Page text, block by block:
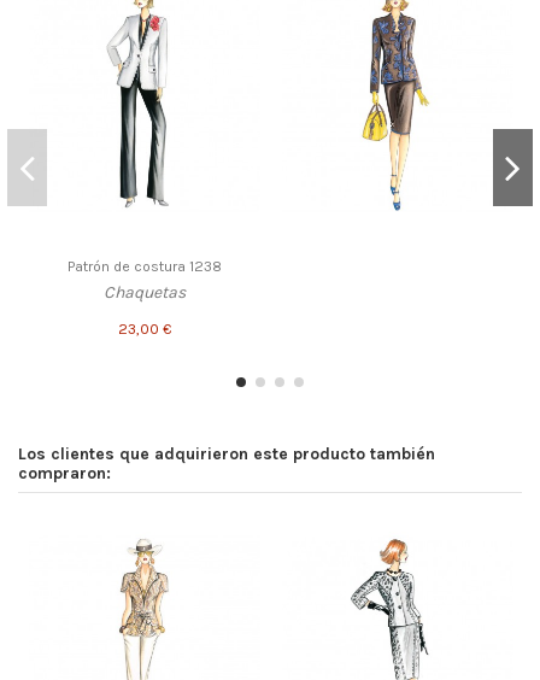
Patrón de costura 1238
Chaquetas
23,00 €
Los clientes que adquirieron este producto también
compraron: